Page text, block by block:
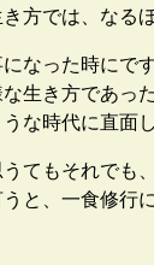
方では、なる
なった時にで
生き方であっ
な時代に直面
てもそれでも
と、一食修行